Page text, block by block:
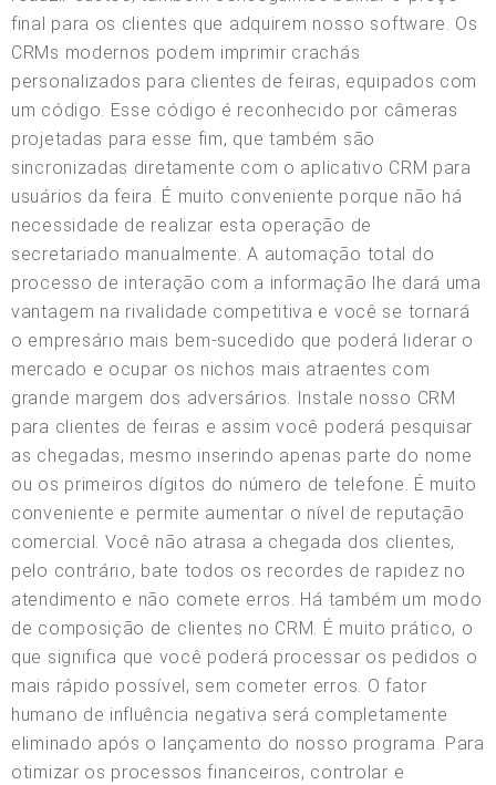
final para os clientes que adquirem nosso software. Os
CRMs modernos podem imprimir crachás
personalizados para clientes de feiras, equipados com
um código. Esse código é reconhecido por câmeras
projetadas para esse fim, que também são
sincronizadas diretamente com o aplicativo CRM para
usuários da feira. É muito conveniente porque não há
necessidade de realizar esta operação de
secretariado manualmente. A automação total do
processo de interação com a informação lhe dará uma
vantagem na rivalidade competitiva e você se tornará
o empresário mais bem-sucedido que poderá liderar o
mercado e ocupar os nichos mais atraentes com
grande margem dos adversários. Instale nosso CRM
para clientes de feiras e assim você poderá pesquisar
as chegadas, mesmo inserindo apenas parte do nome
ou os primeiros dígitos do número de telefone. É muito
conveniente e permite aumentar o nível de reputação
comercial. Você não atrasa a chegada dos clientes,
pelo contrário, bate todos os recordes de rapidez no
atendimento e não comete erros. Há também um modo
de composição de clientes no CRM. É muito prático, o
que significa que você poderá processar os pedidos o
mais rápido possível, sem cometer erros. O fator
humano de influência negativa será completamente
eliminado após o lançamento do nosso programa. Para
otimizar os processos financeiros, controlar e